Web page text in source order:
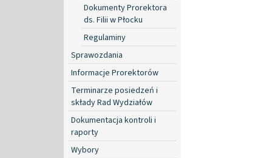
Dokumenty Prorektora
ds. Filii w Płocku
Regulaminy
Sprawozdania
Informacje Prorektorów
Terminarze posiedzeń i
składy Rad Wydziałów
Dokumentacja kontroli i
raporty
Wybory